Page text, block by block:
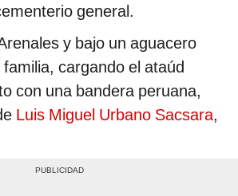
general.
y bajo un aguacero
cargando el ataúd
con una bandera peruana,
Luis Miguel Urbano Sacsara,